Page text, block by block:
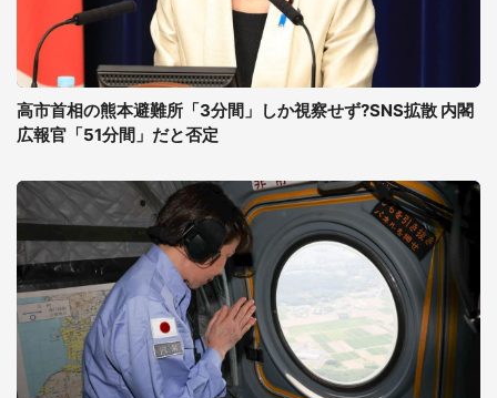
高市首相の熊本避難所「3分間」しか視察せず?SNS拡散 内閣
広報官「51分間」だと否定